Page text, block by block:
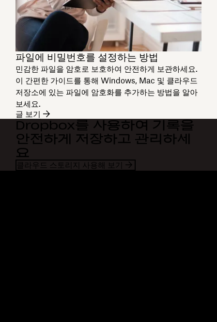
파일에 비밀번호를 설정하는 방법
민감한 파일을 암호로 보호하여 안전하게 보관하세요.
이 간편한 가이드를 통해 Windows, Mac 및 클라우드
저장소에 있는 파일에 암호화를 추가하는 방법을 알아
보세요.
글 보기
Dropbox를 사용하여 기록을
안전하게 저장하고 관리하세
요
클라우드 스토리지 사용해 보기